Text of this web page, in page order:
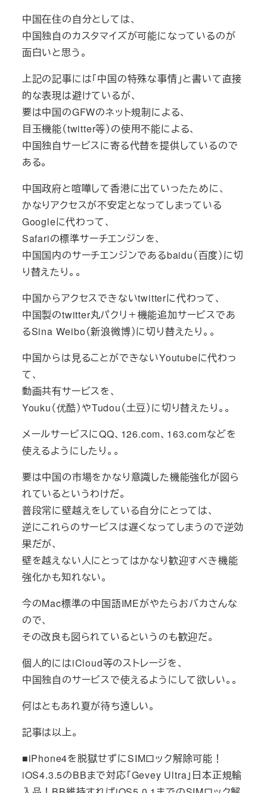
中国在住の自分としては、
中国独自のカスタマイズが可能になっているのが
面白いと思う。
上記の記事には「中国の特殊な事情」と書いて直接
的な表現は避けているが、
要は中国のGFWのネット規制による、
目玉機能（twitter等）の使用不能による、
中国独自サービスに寄る代替を提供しているので
ある。
中国政府と喧嘩して香港に出ていったために、
かなりアクセスが不安定となってしまっている
Googleに代わって、
Safariの標準サーチエンジンを、
中国国内のサーチエンジンであるbaidu（百度）に切
り替えたり。。
中国からアクセスできないtwitterに代わって、
中国製のtwitter丸パクリ＋機能追加サービスであ
るSina Weibo（新浪微博）に切り替えたり。。
中国からは見ることができないYoutubeに代わっ
て、
動画共有サービスを、
Youku（优酷）やTudou（土豆）に切り替えたり。。
メールサービスにQQ、126.com、163.comなどを
使えるようにしたり。。
要は中国の市場をかなり意識した機能強化が図ら
れているというわけだ。
普段常に壁越えをしている自分にとっては、
逆にこれらのサービスは遅くなってしまうので逆効
果だが、
壁を越えない人にとってはかなり歓迎すべき機能
強化かも知れない。
今のMac標準の中国語IMEがやたらおバカさんな
ので、
その改良も図られているというのも歓迎だ。
個人的にはiCloud等のストレージを、
中国独自のサービスで使えるようにして欲しい。。
何はともあれ夏が待ち遠しい。
記事は以上。
■iPhone4を脱獄せずにSIMロック解除可能！
iOS4.3.5のBBまで対応「Gevey Ultra」日本正規輸